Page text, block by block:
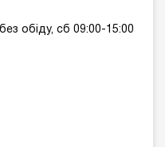
обіду, сб 09:00-15:00